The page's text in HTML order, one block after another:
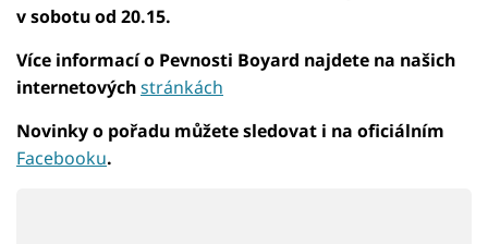
v sobotu od 20.15.
Více informací o Pevnosti Boyard najdete na našich
internetovýchstránkách
Novinky o pořadu můžete sledovat i na oficiálním
Facebooku.